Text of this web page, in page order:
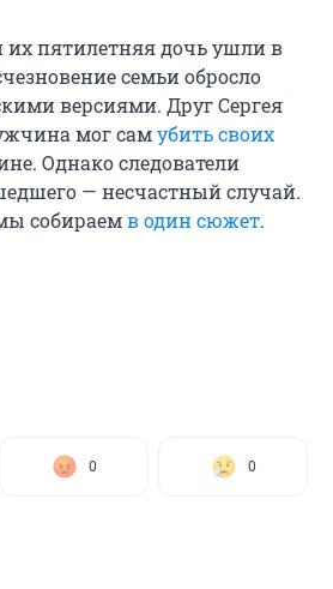
их пятилетняя дочь ушли в
семьи обросло
версиями. Друг Сергея
мог самубить своих
Однако следователи
— несчастный случай.
собираемв один сюжет.
0 0